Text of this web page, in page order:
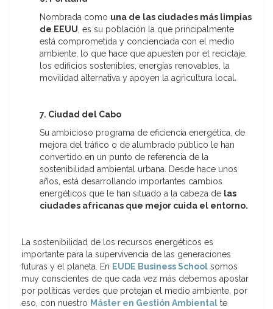
Nombrada como una de las ciudades más limpias
de EEUU, es su población la que principalmente
está comprometida y concienciada con el medio
ambiente, lo que hace que apuesten por el reciclaje,
los edificios sostenibles, energías renovables, la
movilidad alternativa y apoyen la agricultura local.
7. Ciudad del Cabo
Su ambicioso programa de eficiencia energética, de
mejora del tráfico o de alumbrado público le han
convertido en un punto de referencia de la
sostenibilidad ambiental urbana. Desde hace unos
años, está desarrollando importantes cambios
energéticos que le han situado a la cabeza de las
ciudades africanas que mejor cuida el entorno.
La sostenibilidad de los recursos energéticos es
importante para la supervivencia de las generaciones
futuras y el planeta. En EUDE Business School somos
muy conscientes de que cada vez más debemos apostar
por políticas verdes que protejan el medio ambiente, por
eso, con nuestro Máster en Gestión Ambiental te